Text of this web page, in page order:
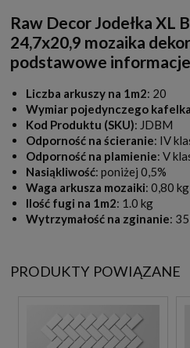
Raw Decor Jodełka XL
24,7x20,9 mozaika
podstawowe informacje
Liczba arkuszy na 1m2: 20
Wymiar pojedynczego kafelka
Kod Produktu (SKU): JDBM
Odporność na ścieranie: IV
Odporność na plamienie: V
Nasiąkliwość: poniżej 0,5%
Waga arkusza mozaiki: 0,80 kg
Ilość fugi na 1m2: 1.0 kg
Wytrzymałość na zginanie:
PRODUKTY POWIĄZANE